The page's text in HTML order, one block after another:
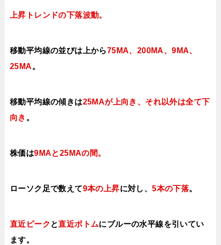
上昇トレンドの下落波動。
移動平均線の並びは上から75MA、200MA、9MA、
25MA。
移動平均線の傾きは25MAが上向き、それ以外は全て下
向き 。
株価は9MAと25MAの間。
ローソク足で数えて9本の上昇に対し、5本の下落。
直近ピーク と直近ボトムにブルーの水平線を引いてい
ます。